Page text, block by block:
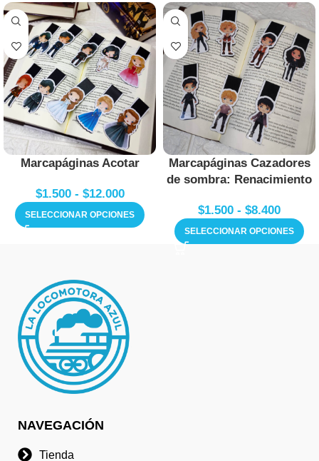
Marcapáginas Acotar
$1.500 - $12.000
SELECCIONAR OPCIONES
Marcapáginas Cazadores
de sombra: Renacimiento
$1.500 - $8.400
SELECCIONAR OPCIONES
NAVEGACIÓN
Tienda